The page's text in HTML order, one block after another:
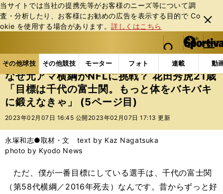
当サイトでは当社の提携先等がお客様のニーズ等について調
査・分析したり、お客様にお勧めの広告を表⽰する⽬的で Co
okie を使⽤する場合があります。詳しくはこちら
閉じ
る
web Sportiva (webスポルティーバ)
検索
マイペ
ー
ジ
メニュ
その他球技 その他競技 モーター フォト 連載 動
ス
ポ
ル
テ
ー
バ
その他球技の記事一覧 その他球技 なぜ元アマ横綱
なぜ元アマ横綱がNFLに挑戦？ 花田秀虎21歳
「目標は千代の富士関。もっと体をバキバキ
に鍛えなきゃ」 (5ページ目)
2023年02月07日 16:45 公開 2023年02月07日 17:13 更新
永塚和志●取材・文 text by Kaz Nagatsuka
photo by Kyodo News
ただ、僕が一番目標にしている選手は、千代の富士関
（第58代横綱／2016年死去）なんです。昔からずっと好